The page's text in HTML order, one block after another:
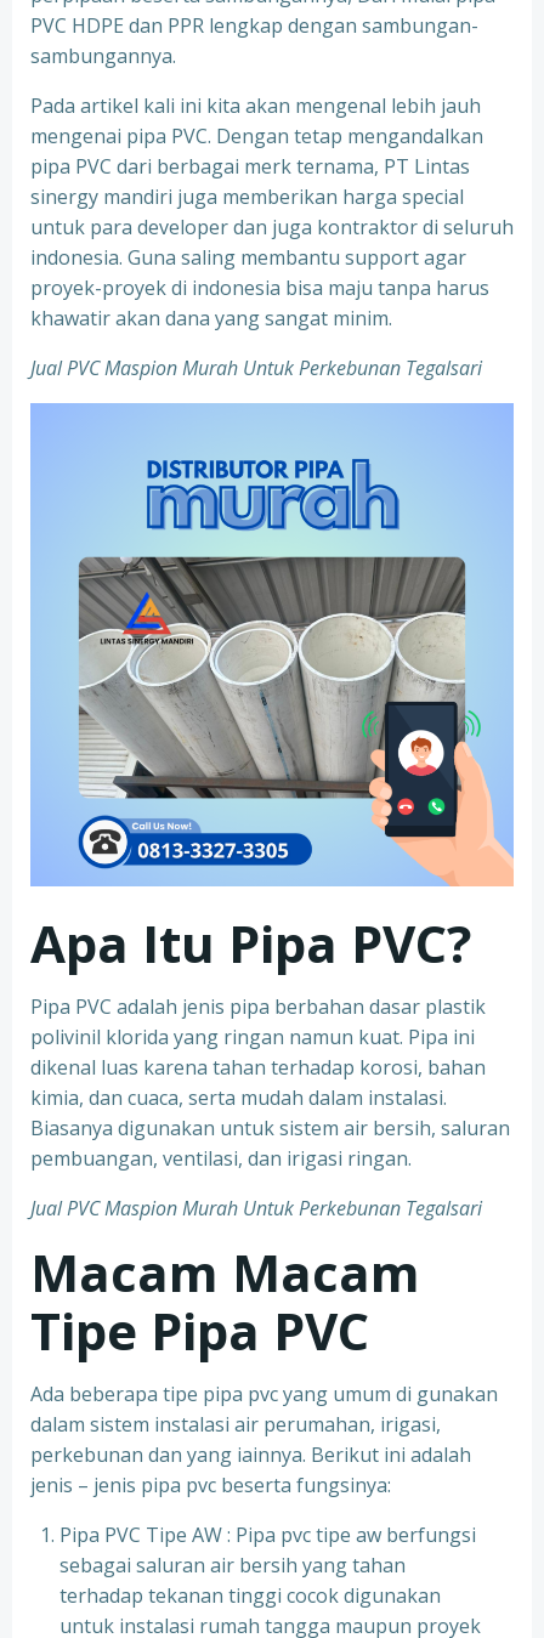
PVC HDPE dan PPR lengkap dengan sambungan-
sambungannya.
Pada artikel kali ini kita akan mengenal lebih jauh
mengenai pipa PVC. Dengan tetap mengandalkan
pipa PVC dari berbagai merk ternama, PT Lintas
sinergy mandiri juga memberikan harga special
untuk para developer dan juga kontraktor di seluruh
indonesia. Guna saling membantu support agar
proyek-proyek di indonesia bisa maju tanpa harus
khawatir akan dana yang sangat minim.
Jual PVC Maspion Murah Untuk Perkebunan Tegalsari
Apa Itu Pipa PVC?
Pipa PVC adalah jenis pipa berbahan dasar plastik
polivinil klorida yang ringan namun kuat. Pipa ini
dikenal luas karena tahan terhadap korosi, bahan
kimia, dan cuaca, serta mudah dalam instalasi.
Biasanya digunakan untuk sistem air bersih, saluran
pembuangan, ventilasi, dan irigasi ringan.
Jual PVC Maspion Murah Untuk Perkebunan Tegalsari
Macam Macam
Tipe Pipa PVC
Ada beberapa tipe pipa pvc yang umum di gunakan
dalam sistem instalasi air perumahan, irigasi,
perkebunan dan yang iainnya. Berikut ini adalah
jenis – jenis pipa pvc beserta fungsinya:
Pipa PVC Tipe AW : Pipa pvc tipe aw berfungsi
sebagai saluran air bersih yang tahan
terhadap tekanan tinggi cocok digunakan
untuk instalasi rumah tangga maupun proyek